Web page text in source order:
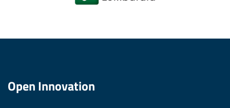
Open Innovation